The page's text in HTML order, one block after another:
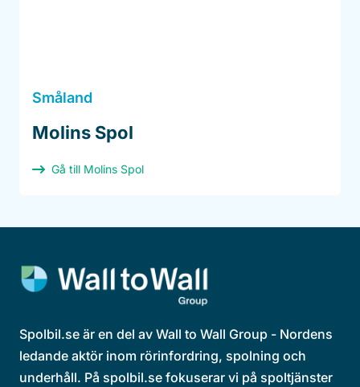
Småland
Molins Spol
Gå till Molins Spol
Spolbil.se är en del av Wall to Wall Group - Nordens
ledande aktör inom rörinfordring, spolning och
underhåll. På spolbil.se fokuserar vi på spoltjänster